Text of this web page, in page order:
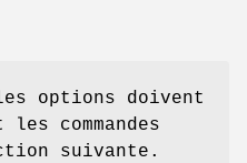
options doivent
commandes
suivante.